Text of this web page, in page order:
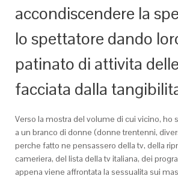
accondiscendere la
lo spettatore dando
patinato di attivita
facciata dalla
Verso la mostra del volume di cui vicino, ho
a un branco di donne (donne trentenni,
perche fatto ne pensassero della tv, della
cameriera, del lista della tv italiana, dei
appena viene affrontata la sessualita sui